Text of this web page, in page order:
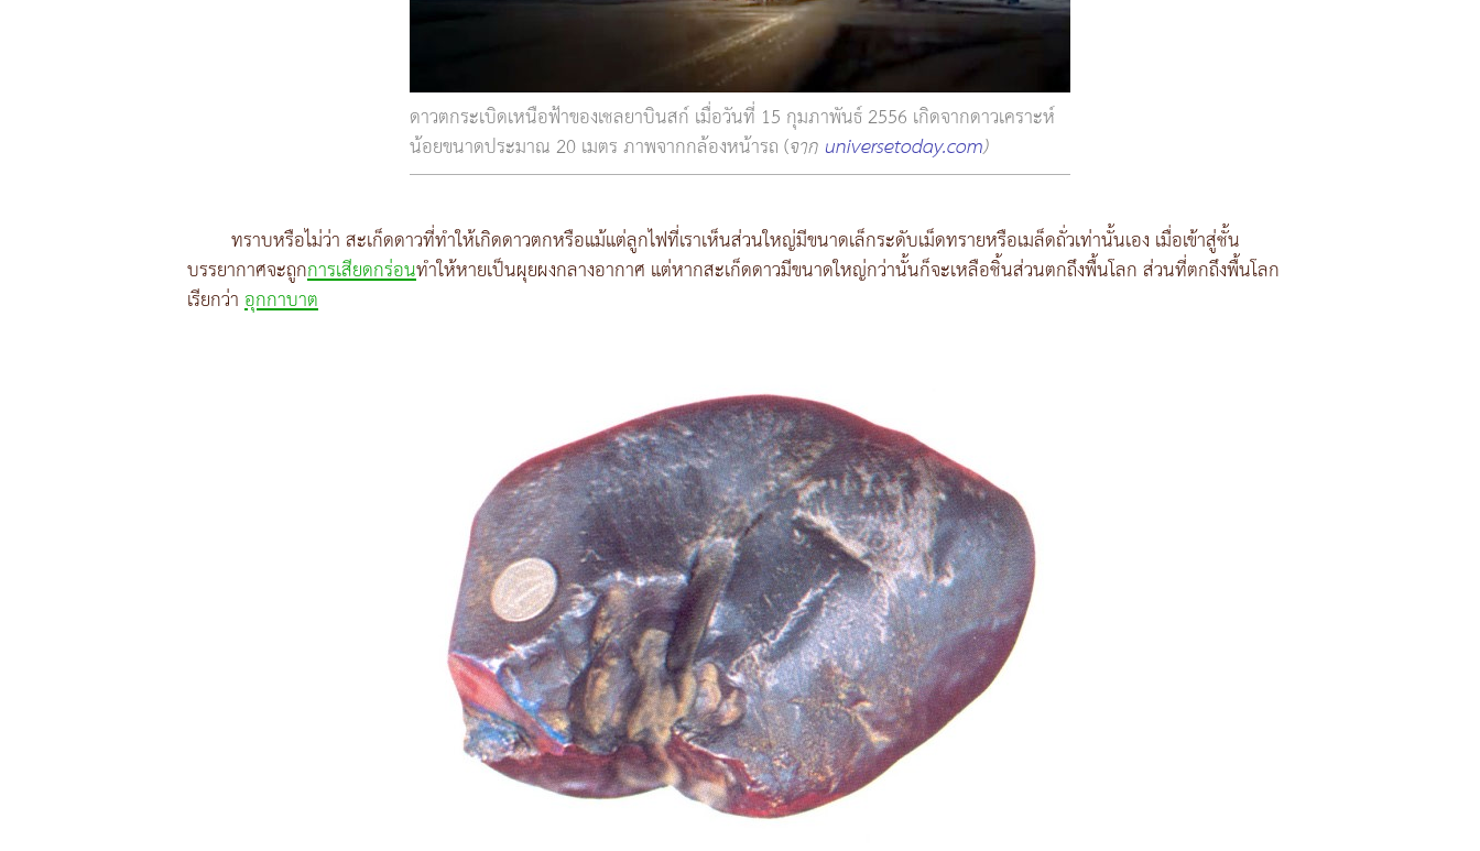
ดาวตกระเบิดเหนือฟ้าของเชลยาบินสก์ เมื่อวันที่ 15 กุมภาพันธ์ 2556 เกิดจากดาวเคราะห์
น้อยขนาดประมาณ 20 เมตร ภาพจากกล้องหน้ารถ (จาก universetoday.com)
ทราบหรือไม่ว่า สะเก็ดดาวที่ทำให้เกิดดาวตกหรือแม้แต่ลูกไฟที่เราเห็นส่วนใหญ่มีขนาดเล็กระดับเม็ดทรายหรือเมล็ดถั่วเท่านั้นเอง เมื่อเข้าสู่ชั้น
บรรยากาศจะถูกการเสียดกร่อนทำให้หายเป็นผุยผงกลางอากาศ แต่หากสะเก็ดดาวมีขนาดใหญ่กว่านั้นก็จะเหลือชิ้นส่วนตกถึงพื้นโลก ส่วนที่ตกถึงพื้นโลก
เรียกว่าอุกกาบาต